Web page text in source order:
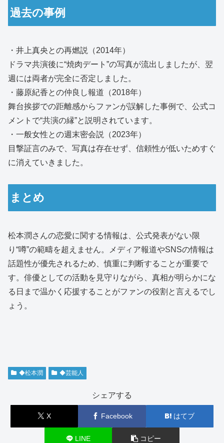
過去の事例
・井上真央との再燃説（2014年）
ドラマ共演後に“焼肉デート”の写真が流出しましたが、翌
週には両者が完全に否定しました。
・藤原紀香との仲良し報道（2018年）
舞台挨拶での距離感からファンが誤解した事例で、公式コ
メントで“共演の縁”と説明されています。
・一般女性との週末密会説（2023年）
目撃証言のみで、写真は存在せず、信頼性が低いためすぐ
に消えていきました。
まとめ
松本潤さんの恋愛に関する情報は、公式発表がない限
り“噂”の範疇を超えません。メディア報道やSNSの情報は
話題性が優先されるため、慎重に判断することが重要で
す。俳優としての活動を見守りながら、真相が明らかにな
る日まで温かく応援することがファンの役割と言えるでし
ょう。
◆松本潤 ◆芸能人
シェアする
X Facebook はてブ
LINE コピー